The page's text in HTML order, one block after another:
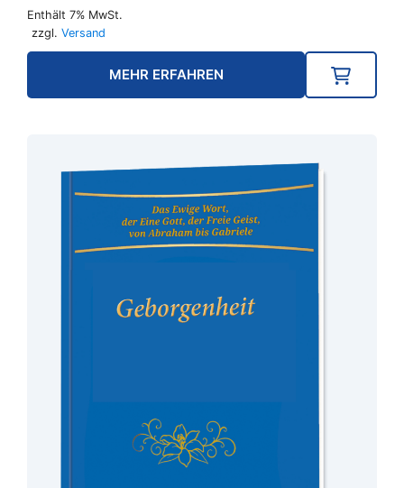
Enthält 7% MwSt.
zzgl. Versand
MEHR ERFAHREN